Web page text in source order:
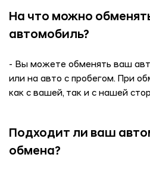
На что можно
автомобиль?
- Вы можете обменять ваш
или на авто с пробегом. При
как с вашей, так и с нашей
Подходит ли ваш
обмена?